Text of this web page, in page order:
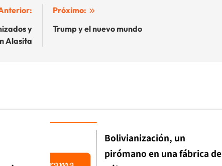
y
Alasita
Próximo:
Trump y el nuevo mundo
Bolivianización, un
pirómano en una fábrica de